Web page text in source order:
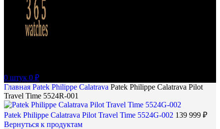
0 штук 0 ₽
Главная Patek Philippe Calatrava Patek Philippe Calatrava Pilot
Travel Time 5524R-001
Patek Philippe Calatrava Pilot Travel Time 5524G-002 139 999 ₽
Вернуться к продуктам